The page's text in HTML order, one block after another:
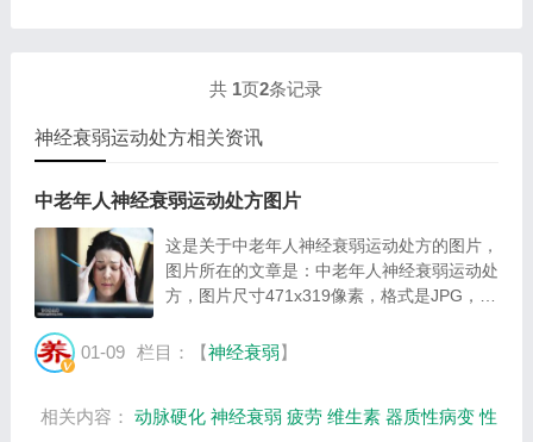
出的淋巴癌，图片尺寸390x378像素，格式是JPG...
共 1页2条记录
神经衰弱运动处方相关资讯
中老年人神经衰弱运动处方图片
这是关于中老年人神经衰弱运动处方的图片，
图片所在的文章是：中老年人神经衰弱运动处
方，图片尺寸471x319像素，格式是JPG，图
01-09 栏目：【神经衰弱】
相关内容： 动脉硬化 神经衰弱 疲劳 维生素 器质性病变 性